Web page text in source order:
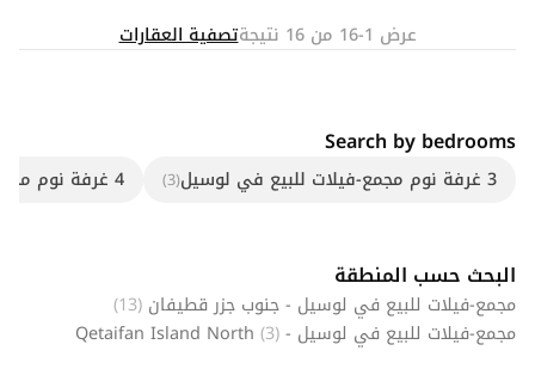
عرض 1-16 من 16 نتيجة تصفية العقارات
Search by bedrooms
3 غرفة نوم مجمع-فيلات للبيع في لوسيل (3) 4 غرفة نوم مجمع-فيلات للبيع في لوسيل
البحث حسب المنطقة
مجمع-فيلات للبيع في لوسيل - جنوب جزر قطيفان (13)
مجمع-فيلات للبيع في لوسيل - Qetaifan Island North(3)